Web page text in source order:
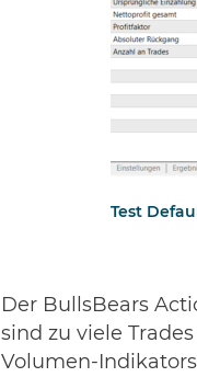
Test
Der BullsBears
sind zu viele
Volumen-